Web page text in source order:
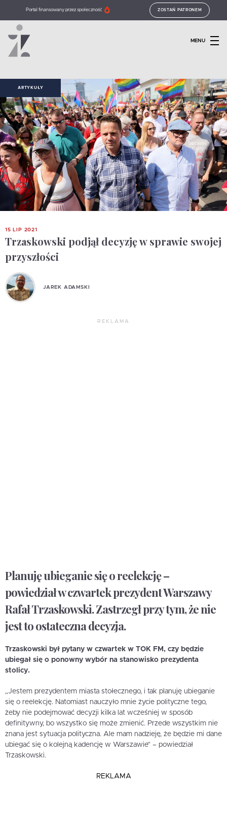
Portal finansowany przez społeczność ZOSTAŃ PATRONEM
MENU
ARTYKUŁY
15 LIP 2021
Trzaskowski podjął decyzję w sprawie swojej
przyszłości
JAREK ADAMSKI
REKLAMA
Planuję ubieganie się o reelekcję –
powiedział w czwartek prezydent Warszawy
Rafał Trzaskowski. Zastrzegł przy tym, że nie
jest to ostateczna decyzja.
Trzaskowski był pytany w czwartek w TOK FM, czy będzie
ubiegał się o ponowny wybór na stanowisko prezydenta
stolicy.
„Jestem prezydentem miasta stołecznego, i tak planuję ubieganie
się o reelekcję. Natomiast nauczyło mnie życie polityczne tego,
żeby nie podejmować decyzji kilka lat wcześniej w sposób
definitywny, bo wszystko się może zmienić. Przede wszystkim nie
znana jest sytuacja polityczna. Ale mam nadzieję, że będzie mi dane
ubiegać się o kolejną kadencję w Warszawie” – powiedział
Trzaskowski.
REKLAMA